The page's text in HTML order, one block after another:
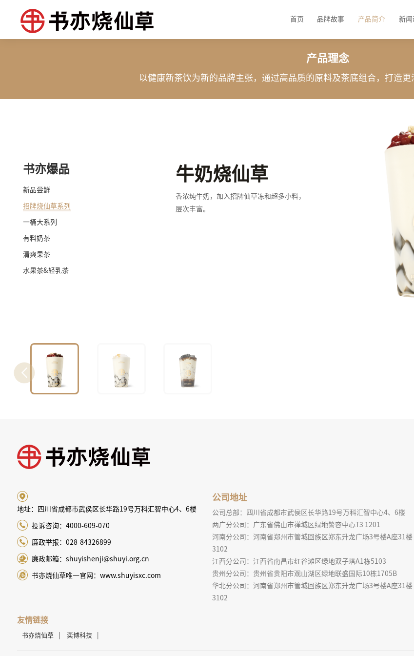
首页 品牌故事 产品简介 新闻
产品理念
以健康新茶饮为新的品牌主张，通过高品质的原料及茶底组合，打造更
书亦爆品
新品尝鲜
招牌烧仙草系列
一桶大系列
有料奶茶
清爽果茶
水果茶&轻乳茶
牛奶烧仙草
香浓纯牛奶，加入招牌仙草冻和超多小料，
层次丰富。
地址：四川省成都市武侯区长华路19号万科汇智中心4、6楼
投诉咨询：4000-609-070
廉政举报：028-84326899
廉政邮箱：shuyishenji@shuyi.org.cn
书亦烧仙草唯一官网：www.shuyisxc.com
公司地址
公司总部：四川省成都市武侯区长华路19号万科汇智中心4、6楼
两广分公司：广东省佛山市禅城区绿地警容中心T3 1201
河南分公司：河南省郑州市管城回族区郑东升龙广场3号楼A座31楼
3102
江西分公司：江西省南昌市红谷滩区绿地双子塔A1栋5103
贵州分公司：贵州省贵阳市观山湖区绿地联盛国际10栋1705B
华北分公司：河南省郑州市管城回族区郑东升龙广场3号楼A座31楼
3102
友情链接
书亦烧仙草 奕博科技